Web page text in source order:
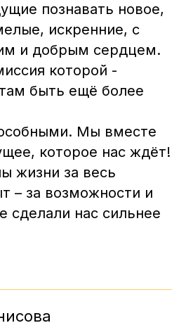
познавать новое,
искренние, с
и добрым сердцем.
которой -
быть ещё более
Мы вместе
которое нас ждёт!
жизни за весь
– за возможности и
сделали нас сильнее